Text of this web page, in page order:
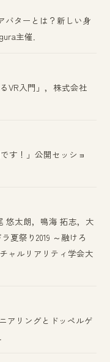
バターとは？新しい身
主催．
VR入門」，株式会社
す！」公開セッショ
悠太朗，鳴海 拓志，大
夏祭り2019 ～融けろ
ャルリアリティ学会大
アリングとドッペルゲ